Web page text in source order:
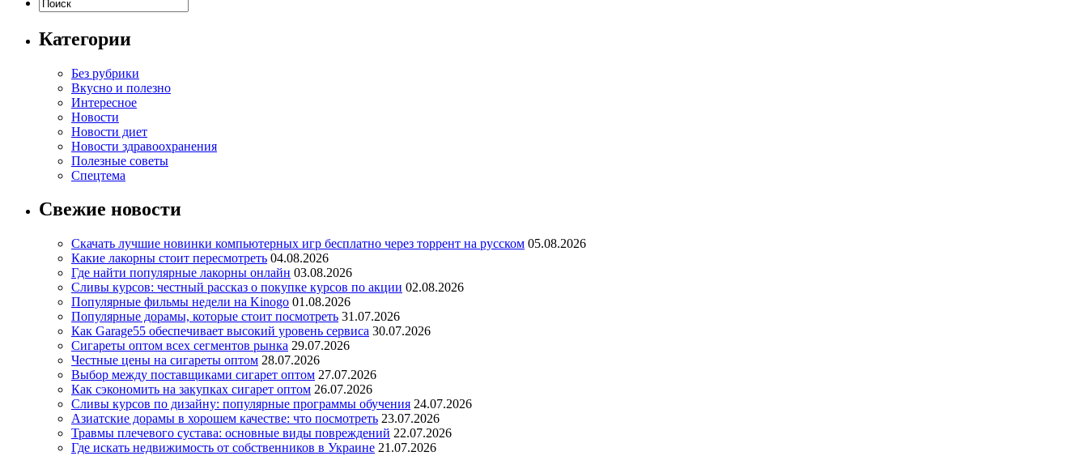
Категории
Без рубрики
Вкусно и полезно
Интересное
Новости
Новости диет
Новости здравоохранения
Полезные советы
Спецтема
Свежие новости
Скачать лучшие новинки компьютерных игр бесплатно через торрент на русском 05.08.2026
Какие лакорны стоит пересмотреть 04.08.2026
Где найти популярные лакорны онлайн 03.08.2026
Сливы курсов: честный рассказ о покупке курсов по акции 02.08.2026
Популярные фильмы недели на Kinogo 01.08.2026
Популярные дорамы, которые стоит посмотреть 31.07.2026
Как Garage55 обеспечивает высокий уровень сервиса 30.07.2026
Сигареты оптом всех сегментов рынка 29.07.2026
Честные цены на сигареты оптом 28.07.2026
Выбор между поставщиками сигарет оптом 27.07.2026
Как сэкономить на закупках сигарет оптом 26.07.2026
Сливы курсов по дизайну: популярные программы обучения 24.07.2026
Азиатские дорамы в хорошем качестве: что посмотреть 23.07.2026
Травмы плечевого сустава: основные виды повреждений 22.07.2026
Где искать недвижимость от собственников в Украине 21.07.2026